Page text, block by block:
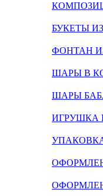
БУКЕТЫ
ФОНТАН
ШАРЫ В
ШАРЫ
ИГРУШКА